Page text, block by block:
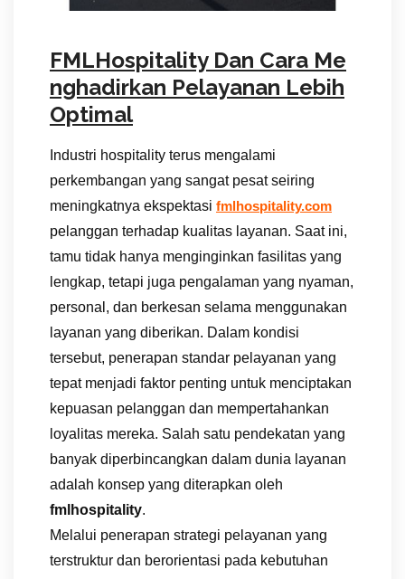
FMLHospitality Dan Cara Me
nghadirkan Pelayanan Lebih
Optimal
Industri hospitality terus mengalami
perkembangan yang sangat pesat seiring
meningkatnya ekspektasi fmlhospitality.com
pelanggan terhadap kualitas layanan. Saat ini,
tamu tidak hanya menginginkan fasilitas yang
lengkap, tetapi juga pengalaman yang nyaman,
personal, dan berkesan selama menggunakan
layanan yang diberikan. Dalam kondisi
tersebut, penerapan standar pelayanan yang
tepat menjadi faktor penting untuk menciptakan
kepuasan pelanggan dan mempertahankan
loyalitas mereka. Salah satu pendekatan yang
banyak diperbincangkan dalam dunia layanan
adalah konsep yang diterapkan oleh
fmlhospitality.
Melalui penerapan strategi pelayanan yang
terstruktur dan berorientasi pada kebutuhan